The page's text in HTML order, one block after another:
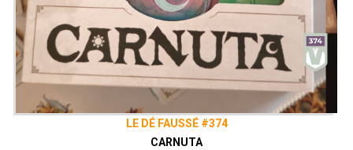
LE DÉ FAUSSÉ #374
CARNUTA